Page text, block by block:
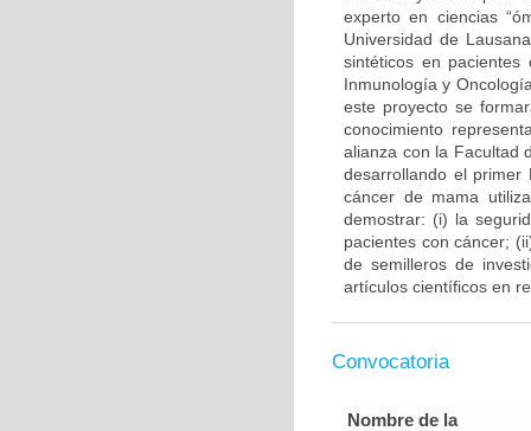
experto en ciencias
Universidad de
sintéticos en pacientes
Inmunología y
este proyecto se
conocimiento
alianza con la Facultad
desarrollando el primer
cáncer de mama
demostrar: (i) la
pacientes con cáncer;
de semilleros de
artículos científicos en
Convocatoria
Nombre de la